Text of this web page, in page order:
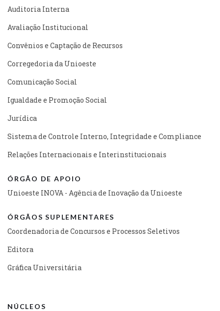
Auditoria Interna
Avaliação Institucional
Convênios e Captação de Recursos
Corregedoria da Unioeste
Comunicação Social
Igualdade e Promoção Social
Jurídica
Sistema de Controle Interno, Integridade e Compliance
Relações Internacionais e Interinstitucionais
ÓRGÃO DE APOIO
Unioeste INOVA - Agência de Inovação da Unioeste
ÓRGÃOS SUPLEMENTARES
Coordenadoria de Concursos e Processos Seletivos
Editora
Gráfica Universitária
NÚCLEOS